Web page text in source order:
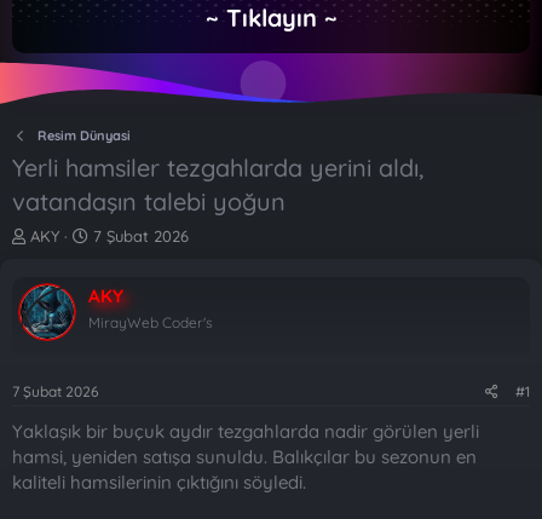
~ Tıklayın ~
Resim Dünyasi
Yerli hamsiler tezgahlarda yerini aldı,
vatandaşın talebi yoğun
K
b
u
y
b
ş
l
a
AKY
B
l
a
ı
t
a
7 Şubat 2026
AKY
MirayWeb Coder's
7 Şubat 2026 #1
Yaklaşık bir buçuk aydır tezgahlarda nadir görülen yerli
hamsi, yeniden satışa sunuldu. Balıkçılar bu sezonun en
kaliteli hamsilerinin çıktığını söyledi.